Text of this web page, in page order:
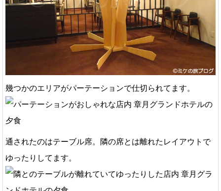
幾つかのエリアがパーテーションで仕切られてます。
通されたのはテーブル席。隣の席とは離れたレイアウトで
ゆったりしてます。